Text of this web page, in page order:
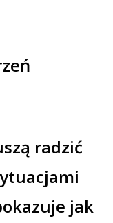
radzić
jak